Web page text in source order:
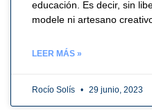
educación. Es decir, sin
modele ni artesano
LEER MÁS »
Rocío Solís 29 junio, 2023